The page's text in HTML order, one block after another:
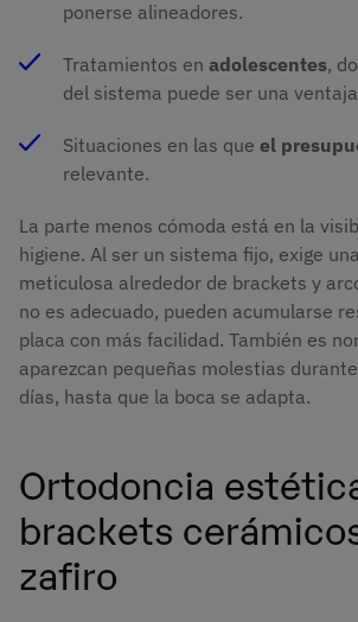
ponerse alineadores.
Tratamientos en adolescentes,
del sistema puede ser una
Situaciones en las que el
relevante.
La parte menos cómoda está en la
higiene. Al ser un sistema fijo, exige
meticulosa alrededor de brackets y
no es adecuado, pueden acumularse
placa con más facilidad. También es
aparezcan pequeñas molestias
días, hasta que la boca se adapta.
Ortodoncia
brackets
zafiro